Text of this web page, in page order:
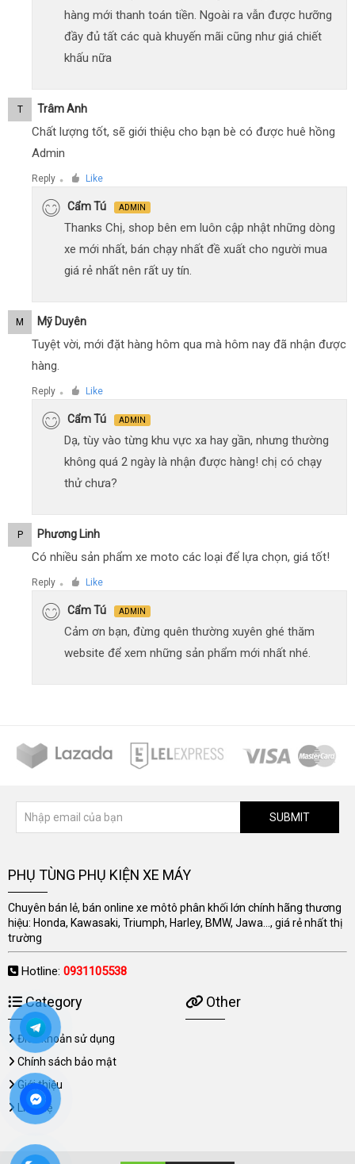
hàng mới thanh toán tiền. Ngoài ra vẫn được hưỡng
đầy đủ tất các quà khuyến mãi cũng như giá chiết
khấu nữa
T Trâm Anh
Chất lượng tốt, sẽ giới thiệu cho bạn bè có được huê hồng
Admin
Reply ● Like
Cẩm Tú ADMIN
Thanks Chị, shop bên em luôn cập nhật những dòng
xe mới nhất, bán chạy nhất đề xuất cho người mua
giá rẻ nhất nên rất uy tín.
M Mỹ Duyên
Tuyệt vời, mới đặt hàng hôm qua mà hôm nay đã nhận được
hàng.
Reply ● Like
Cẩm Tú ADMIN
Dạ, tùy vào từng khu vực xa hay gần, nhưng thường
không quá 2 ngày là nhận được hàng! chị có chạy
thử chưa?
P Phương Linh
Có nhiều sản phẩm xe moto các loại để lựa chọn, giá tốt!
Reply ● Like
Cẩm Tú ADMIN
Cảm ơn bạn, đừng quên thường xuyên ghé thăm
website để xem những sản phẩm mới nhất nhé.
SUBMIT
PHỤ TÙNG PHỤ KIỆN XE MÁY
Chuyên bán lẻ, bán online xe môtô phân khối lớn chính hãng thương
hiệu: Honda, Kawasaki, Triumph, Harley, BMW, Jawa..., giá rẻ nhất thị
trường
Hotline: 0931105538
Category
Điều khoản sử dụng
Chính sách bảo mật
Giới thiệu
Liên hệ
Other